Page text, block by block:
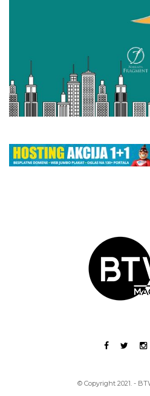
© Copyright 2021. -